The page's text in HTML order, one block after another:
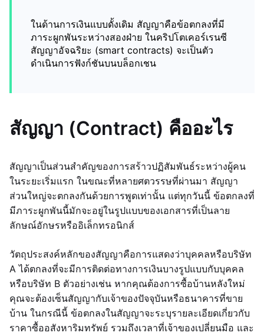
ในด้านการเงินแบบดั้งเดิม สัญญาคือข้อตกลงที่มี
ภาระผูกพันระหว่างสองฝ่าย ในคริปโตเคอร์เรนซี
สัญญาอัจฉริยะ (smart contracts) จะเป็นตัว
ดำเนินการฟังก์ชันบนบล็อกเชน
สัญญา (Contract) คืออะไร
สัญญาเป็นส่วนสำคัญของการสร้าวปฏิสัมพันธ์ระหว่างผู้คน
ในระยะเริ่มแรก ในขณะที่หลายศตวรรษที่ผ่านมา สัญญา
ส่วนใหญ่จะตกลงกันด้วยการพูดเท่านั้น แต่ทุกวันนี้ ข้อตกลงที่
มีภาระผูกพันนี้มักจะอยู่ในรูปแบบของเอกสารที่เป็นลาย
ลักษณ์อักษรหรืออิเล็กทรอนิกส์
วัตถุประสงค์หลักของสัญญาคือการแสดงว่าบุคคลหรือบริษัท
A ได้ตกลงที่จะมีการติดต่อทางการเงินบางรูปแบบกับบุคคล
หรือบริษัท B ตัวอย่างเช่น หากคุณต้องการซื้อบ้านหลังใหม่
คุณจะต้องเซ็นสัญญากับเจ้าของปัจจุบันหรือธนาคารที่ขาย
บ้าน ในกรณีนี้ ข้อตกลงในสัญญาจะระบุรายละเอียดเกี่ยวกับ
ราคาซื้ออสังหาริมทรัพย์ รวมถึงเวลาที่เจ้าของเปลี่ยนมือ และ